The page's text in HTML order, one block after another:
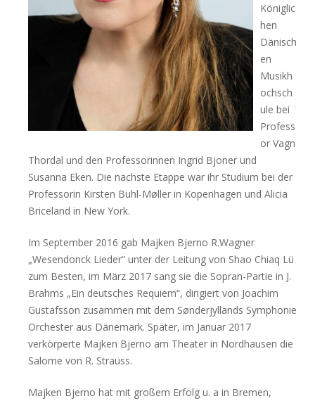
Königlic
hen
Dänisch
en
Musikh
ochsch
ule bei
Profess
or Vagn
Thordal und den Professorinnen Ingrid Bjoner und
Susanna Eken. Die nächste Etappe war ihr Studium bei der
Professorin Kirsten Buhl-Møller in Kopenhagen und Alicia
Briceland in New York.
Im September 2016 gab Majken Bjerno R.Wagner
„Wesendonck Lieder“ unter der Leitung von Shao Chiaq Lü
zum Besten, im März 2017 sang sie die Sopran-Partie in J.
Brahms „Ein deutsches Requiem“, dirigiert von Joachim
Gustafsson zusammen mit dem Sønderjyllands Symphonie
Orchester aus Dänemark. Später, im Januar 2017
verkörperte Majken Bjerno am Theater in Nordhausen die
Salome von R. Strauss.
Majken Bjerno hat mit großem Erfolg u. a in Bremen,